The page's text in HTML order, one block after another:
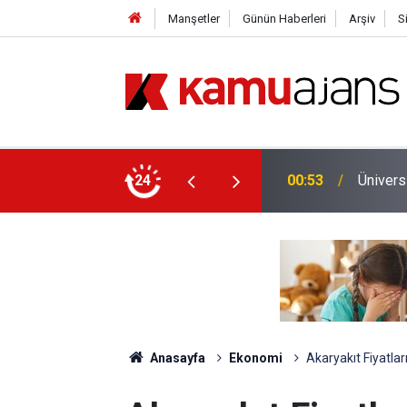
Manşetler Günün Haberleri Arşiv
24
İçin Ek Sınav Müjdesi 00:11
Anasayfa Ekonomi Akaryakıt